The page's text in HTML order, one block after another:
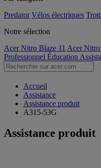
Predator Vélos électriques
Notre sélection
Acer Nitro Blaze 11 Acer
Professionnel Éducation
Accueil
Assistance
Assistance produit
A315-53G
Assistance produit